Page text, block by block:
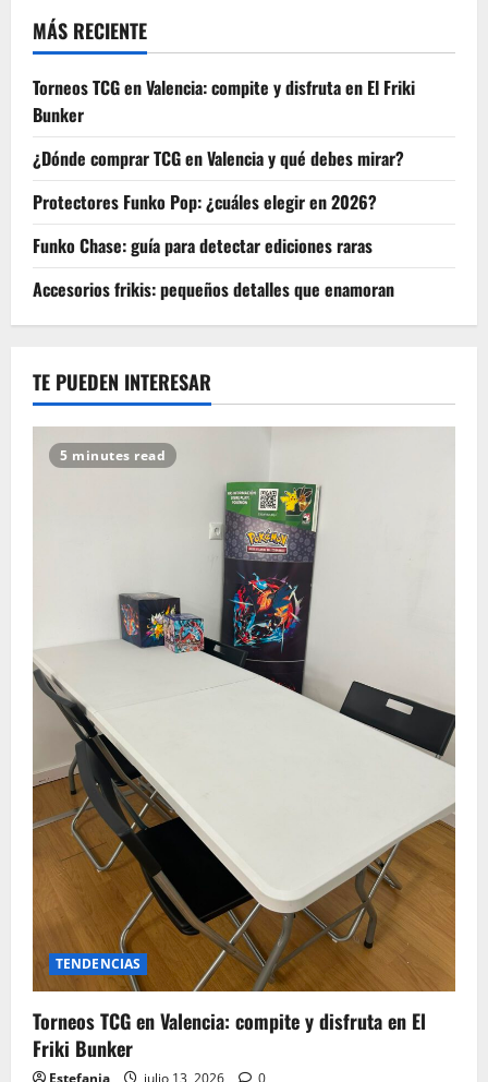
MÁS RECIENTE
Torneos TCG en Valencia: compite y disfruta en El Friki
Bunker
¿Dónde comprar TCG en Valencia y qué debes mirar?
Protectores Funko Pop: ¿cuáles elegir en 2026?
Funko Chase: guía para detectar ediciones raras
Accesorios frikis: pequeños detalles que enamoran
TE PUEDEN INTERESAR
5 minutes read
TENDENCIAS
Torneos TCG en Valencia: compite y disfruta en El
Friki Bunker
Estefania julio 13, 2026 0